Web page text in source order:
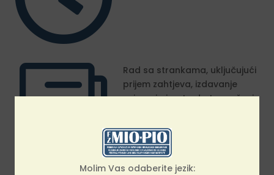
i
Rad sa strankama, uključujući
prijem zahtjeva, izdavanje
uvjerenja i potvrda te pružanje
organiziran je svakog radnog
dana od u periodu od 08:00
do 14:30 sati.
Molim Vas odaberite jezik: